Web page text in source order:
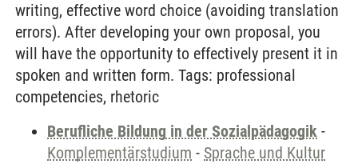
writing, effective word choice (avoiding translation
errors). After developing your own proposal, you
will have the opportunity to effectively present it in
spoken and written form. Tags: professional
competencies, rhetoric
Berufliche Bildung in der Sozialpädagogik -
Komplementärstudium - Sprache und Kultur